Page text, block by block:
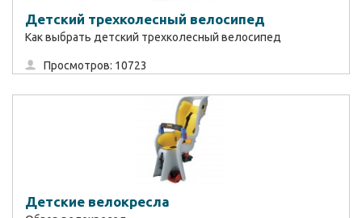
Детский трехколесный велосипед
Как выбрать детский трехколесный велосипед
Просмотров: 10723
Детские велокресла